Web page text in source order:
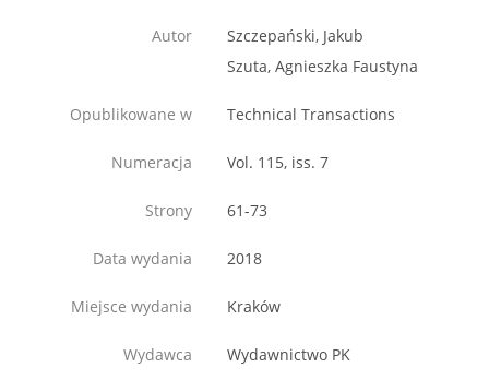
Autor
Szczepański, Jakub
Szuta, Agnieszka Faustyna
Opublikowane w Technical Transactions
Numeracja Vol. 115, iss. 7
Strony 61-73
Data wydania 2018
Miejsce wydania Kraków
Wydawca Wydawnictwo PK